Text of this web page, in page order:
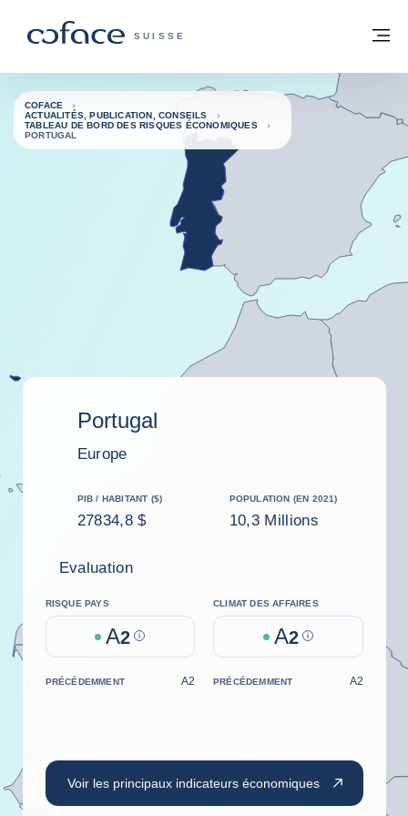
COFACE, FOR TRADE - PAGE
SUISSE
Retour à la page d'accueil
COFACE
ACTUALITÉS, PUBLICATION, CONSEILS
TABLEAU DE BORD DES RISQUES ÉCONOMIQUES
PORTUGAL
Portugal
Europe
PIB / HABITANT ($)
27834,8 $
POPULATION (EN 2021)
10,3 Millions
Evaluation
RISQUE PAYS
A2 Help
CLIMAT DES AFFAIRES
A2 Help
PRÉCÉDEMMENT A2 PRÉCÉDEMMENT A2
Voir les principaux indicateurs économiques